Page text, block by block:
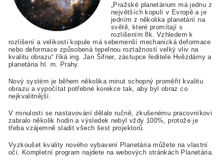
„Pražské planetárium má jednu z
největších kopulí v Evropě a je
jedním z několika planetárií na
světě, které promítají s
rozlišením 8k. Vzhledem k
rozlišení a velikosti kopule má sebemenší mechanická deformace
nebo deformace způsobená tepelnou roztažností velký vliv na
kvalitu obrazu“ říká ing. Jan Šifner, zástupce ředitele Hvězdárny a
planetária hl. m. Prahy.
Nový systém je běhemněkolika minut schopný proměřit kvalitu
obrazu a vypočítat potřebné korekce tak, aby byl obraz co
nejkvalitnější.
V minulosti se nastavování dělalo ručně, zkušenému pracovníkovi
zabralo několik hodin a výsledek nebyl vždy 100%, protože je
třeba vzájemně sladit všech šest projektorů.
Vyzkoušet kvality nového vybavení Planetária můžete na vlastní
oči. Kompletní program najdete na webových stránkách Planetária.